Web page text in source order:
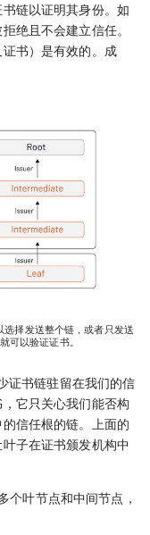
链以证明其身份。如
绝且不会建立信任。
书）是有效的。成
择发送整个链，或者只发送
可以验证证书。
证书链驻留在我们的信
它只关心我们能否构
信任根的链。上面的
子在证书颁发机构中
个叶节点和中间节点，